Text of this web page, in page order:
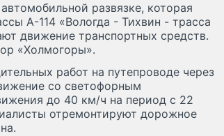
развязке, которая
А-114 «Вологда - Тихвин - трасса
движение транспортных средств.
«Холмогоры».
работ на путепроводе через
со светофорным
до 40 км/ч на период с 22
отремонтируют дорожное